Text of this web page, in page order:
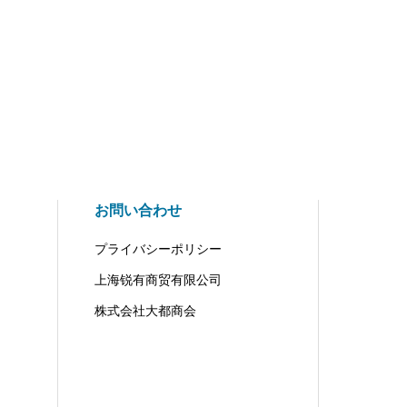
お問い合わせ
プライバシーポリシー
上海锐有商贸有限公司
株式会社大都商会